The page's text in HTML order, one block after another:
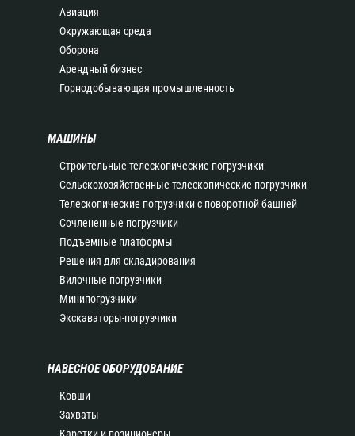
Авиация
Окружающая среда
Оборона
Арендный бизнес
Горнодобывающая промышленность
МАШИНЫ
Строительные телескопические погрузчики
Сельскохозяйственные телескопические погрузчики
Телескопические погрузчики с поворотной башней
Сочлененные погрузчики
Подъемные платформы
Решения для складирования
Вилочные погрузчики
Минипогрузчики
Экскаваторы-погрузчики
НАВЕСНОЕ ОБОРУДОВАНИЕ
Ковши
Захваты